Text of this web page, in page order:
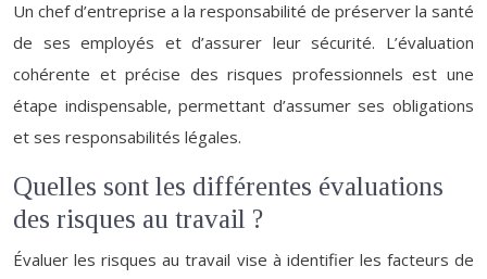
Un chef d’entreprise a la responsabilité de préserver la santé
de ses employés et d’assurer leur sécurité. L’évaluation
cohérente et précise des risques professionnels est une
étape indispensable, permettant d’assumer ses obligations
et ses responsabilités légales.
Quelles sont les différentes évaluations
des risques au travail ?
Évaluer les risques au travail vise à identifier les facteurs de